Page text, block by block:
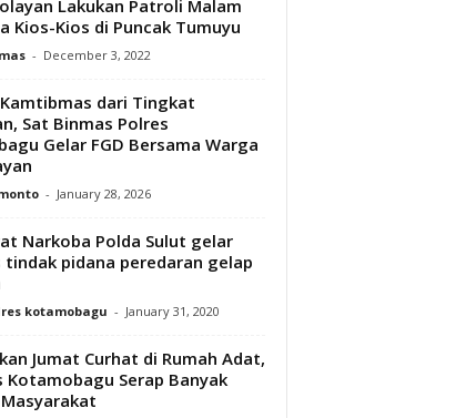
Lakukan Patroli Malam
Kios-Kios di Puncak Tumuyu
- December 3, 2022
dari Tingkat
Sat Binmas Polres
Gelar FGD Bersama Warga
- January 28, 2026
Narkoba Polda Sulut gelar
tindak pidana peredaran gelap
kotamobagu - January 31, 2020
Jumat Curhat di Rumah Adat,
Kotamobagu Serap Banyak